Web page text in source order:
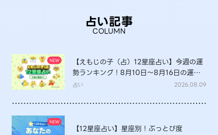
占い記事
COLUMN
【えもじの子（占）12星座占い】今週の運
勢ランキング！8月10日～8月16日の運勢
は？
占い 2026.08.09
【12星座占い】星座別！ぶっとび度